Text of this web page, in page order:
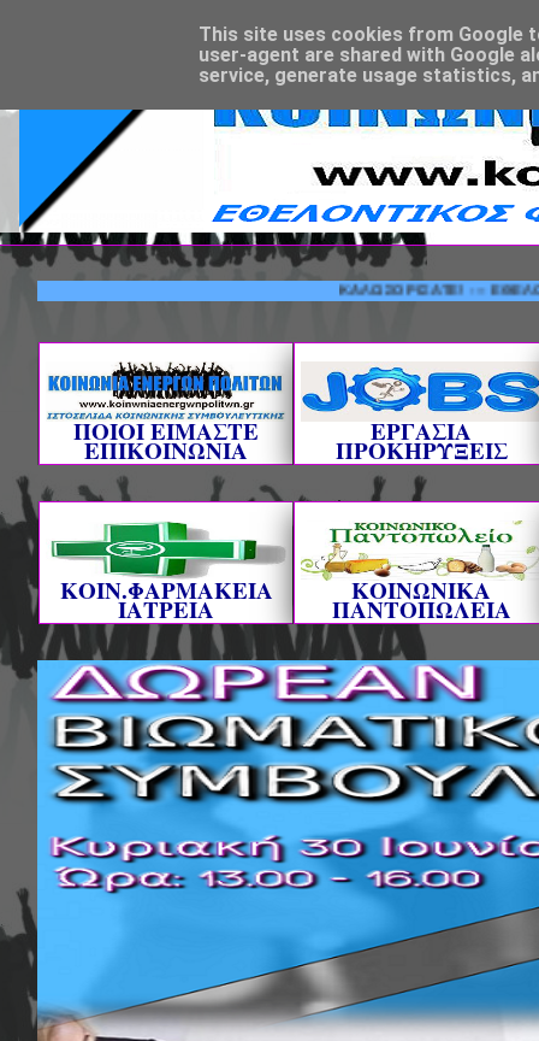
ΚΑΛΩΣΟΡΙΣΑΤΕ! ---
ΠΟΙΟΙ ΕΙΜΑΣΤΕ
ΕΠΙΚΟΙΝΩΝΙΑ
ΕΡΓΑΣΙΑ
ΠΡΟΚΗΡΥΞΕΙΣ
ΚΟΙΝ.ΦΑΡΜΑΚΕΙΑ
ΙΑΤΡΕΙΑ
ΚΟΙΝΩΝΙΚΑ
ΠΑΝΤΟΠΩΛΕΙΑ
This site uses cookies from Google
user-agent are shared with Google
service, generate usage statistics,